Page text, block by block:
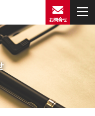
お問合せ